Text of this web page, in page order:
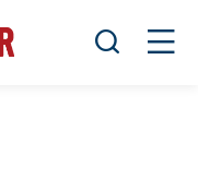
Öppna